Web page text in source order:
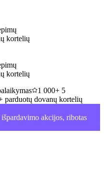
kortelių
kortelių
1 000+ 5
parduotų dovanų kortelių
akcijos, ribotas